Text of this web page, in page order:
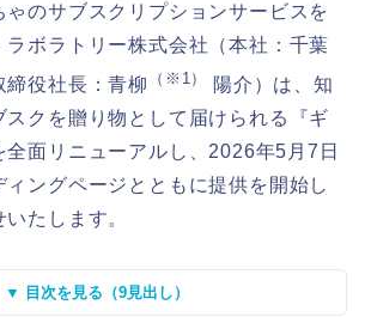
のサブスクリプションサービスを
ラボラトリー株式会社（本社：千葉
締役社長：青柳
（※1）
陽介）は、知
スクを贈り物として届けられる『ギ
全面リニューアルし、2026年5月7日
ィングページとともに提供を開始し
たします。
▼ 目次を見る（9見出し）